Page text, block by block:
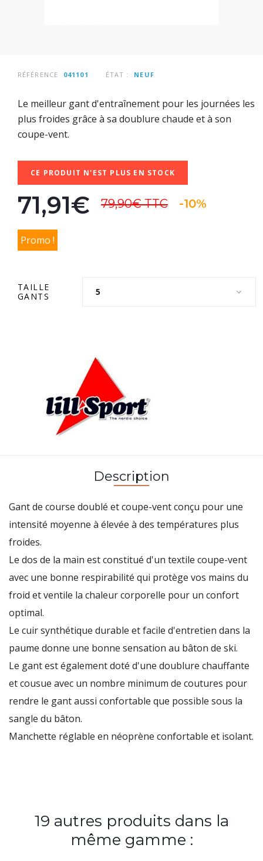
RÉFÉRENCE 041101 ÉTAT : NEUF
Le meilleur gant d'entraînement pour les journées les
plus froides grâce à sa doublure chaude et à son
coupe-vent.
CE PRODUIT N'EST PLUS EN STOCK
71,91€ 79,90€TTC -10%
Promo !
TAILLE
GANTS
5
Description
Gant de course doublé et coupe-vent conçu pour une
intensité moyenne à élevée à des températures plus
froides.
Le dos de la main est constitué d'un textile coupe-vent
avec une bonne respirabilité qui protège vos mains du
froid et ventile la chaleur corporelle pour un confort
optimal.
Le cuir synthétique durable et facile d'entretien dans la
paume donne une bonne sensation au bâton de ski.
Le gant est également doté d'une doublure chauffante
et cousue avec un nombre minimum de coutures pour
rendre le gant aussi confortable que possible sous la
sangle du bâton.
Manchette réglable en néoprène confortable et isolant.
19 autres produits dans la
même gamme :